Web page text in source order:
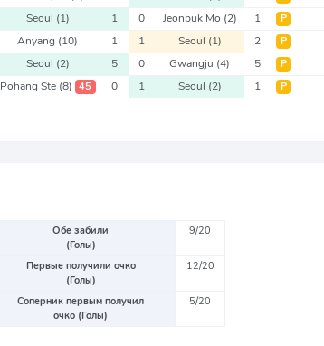
Seoul (1) 1 0 Jeonbuk Mo (2) 1 Р
Anyang (10) 1 1 Seoul (1) 2 Р
Seoul (2) 5 0 Gwangju (4) 5 Р
Pohang Ste (8) 45 0 1 Seoul (2) 1 Р
Обе забили
(Голы)
9/20
Первые получили очко
(Голы)
12/20
Соперник первым получил
очко (Голы)
5/20